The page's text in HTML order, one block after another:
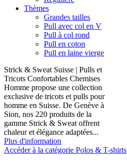
Thèmes
Grandes tailles
Pull avec col en V
Pull à col rond
Pull en coton
Pull en laine vierge
Strick & Sweat Suisse | Pulls et
Tricots Confortables Chemises
Homme propose une collection
exclusive de tricots et pulls pour
homme en Suisse. De Genève à
Sion, nos 220 produits de la
gamme Strick & Sweat offrent
chaleur et élégance adaptées...
Plus d'information
Accéder à la catégorie Polos & T-shirts